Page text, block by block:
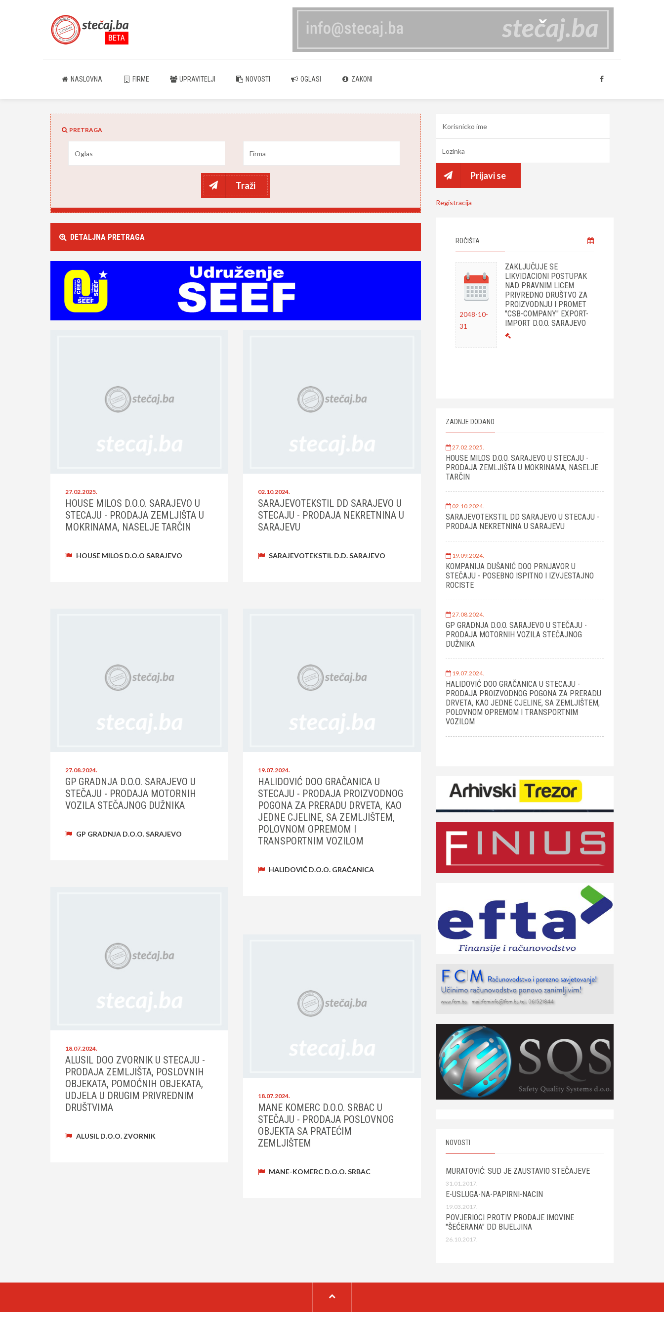
NASLOVNA FIRME UPRAVITELJI NOVOSTI OGLASI ZAKONI
PRETRAGA
Traži
DETALJNA PRETRAGA
27.02.2025.
HOUSE MILOS D.O.O. SARAJEVO U
STECAJU - PRODAJA ZEMLJIŠTA U
MOKRINAMA, NASELJE TARČIN
HOUSE MILOS D.O.O SARAJEVO
02.10.2024.
SARAJEVOTEKSTIL DD SARAJEVO U
STECAJU - PRODAJA NEKRETNINA U
SARAJEVU
SARAJEVOTEKSTIL D.D. SARAJEVO
27.08.2024.
GP GRADNJA D.O.O. SARAJEVO U
STEČAJU - PRODAJA MOTORNIH
VOZILA STEČAJNOG DUŽNIKA
GP GRADNJA D.O.O. SARAJEVO
19.07.2024.
HALIDOVIĆ DOO GRAČANICA U
STECAJU - PRODAJA PROIZVODNOG
POGONA ZA PRERADU DRVETA, KAO
JEDNE CJELINE, SA ZEMLJIŠTEM,
POLOVNOM OPREMOM I
TRANSPORTNIM VOZILOM
HALIDOVIĆ D.O.O. GRAČANICA
18.07.2024.
ALUSIL DOO ZVORNIK U STECAJU -
PRODAJA ZEMLJIŠTA, POSLOVNIH
OBJEKATA, POMOĆNIH OBJEKATA,
UDJELA U DRUGIM PRIVREDNIM
DRUŠTVIMA
ALUSIL D.O.O. ZVORNIK
18.07.2024.
MANE KOMERC D.O.O. SRBAC U
STEČAJU - PRODAJA POSLOVNOG
OBJEKTA SA PRATEĆIM
ZEMLJIŠTEM
MANE-KOMERC D.O.O. SRBAC
Prijavi se
Registracija
ROČIŠTA
2048-10-
31
ZAKLJUČUJE SE
LIKVIDACIONI POSTUPAK
NAD PRAVNIM LICEM
PRIVREDNO DRUŠTVO ZA
PROIZVODNJU I PROMET
"CSB-COMPANY" EXPORT-
IMPORT D.O.O. SARAJEVO
ZADNJE DODANO
27.02.2025.
HOUSE MILOS D.O.O. SARAJEVO U STECAJU -
PRODAJA ZEMLJIŠTA U MOKRINAMA, NASELJE
TARČIN
02.10.2024.
SARAJEVOTEKSTIL DD SARAJEVO U STECAJU -
PRODAJA NEKRETNINA U SARAJEVU
19.09.2024.
KOMPANIJA DUŠANIĆ DOO PRNJAVOR U
STEČAJU - POSEBNO ISPITNO I IZVJESTAJNO
ROCISTE
27.08.2024.
GP GRADNJA D.O.O. SARAJEVO U STEČAJU -
PRODAJA MOTORNIH VOZILA STEČAJNOG
DUŽNIKA
19.07.2024.
HALIDOVIĆ DOO GRAČANICA U STECAJU -
PRODAJA PROIZVODNOG POGONA ZA PRERADU
DRVETA, KAO JEDNE CJELINE, SA ZEMLJIŠTEM,
POLOVNOM OPREMOM I TRANSPORTNIM
VOZILOM
NOVOSTI
MURATOVIĆ: SUD JE ZAUSTAVIO STEČAJEVE
31.01.2017.
E-USLUGA-NA-PAPIRNI-NACIN
19.03.2017.
POVJERIOCI PROTIV PRODAJE IMOVINE
"ŠEĆERANA" DD BIJELJINA
26.10.2017.